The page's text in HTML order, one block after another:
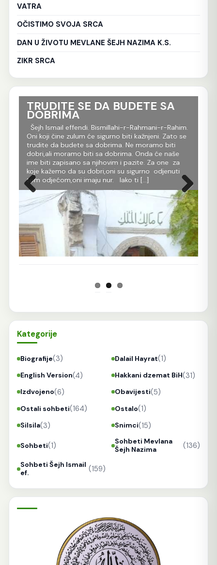
VATRA
OČISTIMO SVOJA SRCA
DAN U ŽIVOTU MEVLANE ŠEJH NAZIMA K.S.
ZIKR SRCA
TRUDITE SE DA BUDETE SA
DOBRIMA
Šejh Ismail effendi. Bismillahi-r-Rahmani-r-Rahim.
Oni koji čine zulum će sigurno biti kažnjeni. Zato se
trudite da budete sa dobrima. Ne moramo biti
dobri,ali moramo biti sa dobrima. Onda će naše
ime biti zapisano sa njihovim i pazite. Za one za
koje kažemo da su dobri,oni su sigurno odjenuti
tom odjećom,oni imaju nur. Iako ti […]
Prethodna Sljedeća
Kategorije
Biografije(3) Dalail Hayrat(1)
English Version(4) Hakkani dzemat BiH(31)
Izdvojeno(6) Obavijesti(5)
Ostali sohbeti(164) Ostalo(1)
Silsila(3) Snimci(15)
Sohbeti(1)
Sohbeti Mevlana
Šejh Nazima
(136)
Sohbeti Šejh Ismail
ef.
(159)